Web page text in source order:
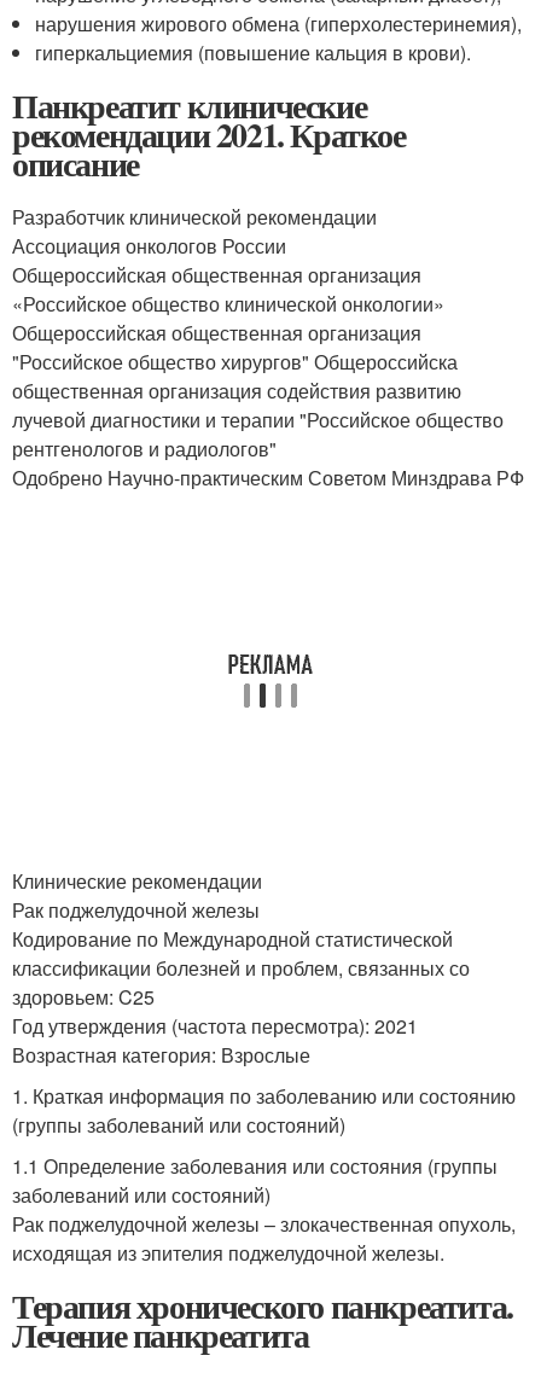
нарушения жирового обмена (гиперхолестеринемия),
гиперкальциемия (повышение кальция в крови).
Панкреатит клинические
рекомендации 2021. Краткое
описание
Разработчик клинической рекомендации
Ассоциация онкологов России
Общероссийская общественная организация
«Российское общество клинической онкологии»
Общероссийская общественная организация
"Российское общество хирургов" Общероссийска
общественная организация содействия развитию
лучевой диагностики и терапии "Российское общество
рентгенологов и радиологов"
Одобрено Научно-практическим Советом Минздрава РФ
Клинические рекомендации
Рак поджелудочной железы
Кодирование по Международной статистической
классификации болезней и проблем, связанных со
здоровьем: C25
Год утверждения (частота пересмотра): 2021
Возрастная категория: Взрослые
1. Краткая информация по заболеванию или состоянию
(группы заболеваний или состояний)
1.1 Определение заболевания или состояния (группы
заболеваний или состояний)
Рак поджелудочной железы – злокачественная опухоль,
исходящая из эпителия поджелудочной железы.
Терапия хронического панкреатита.
Лечение панкреатита